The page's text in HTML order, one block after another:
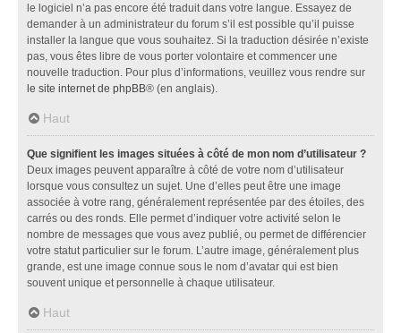
le logiciel n’a pas encore été traduit dans votre langue. Essayez de
demander à un administrateur du forum s’il est possible qu’il puisse
installer la langue que vous souhaitez. Si la traduction désirée n’existe
pas, vous êtes libre de vous porter volontaire et commencer une
nouvelle traduction. Pour plus d’informations, veuillez vous rendre sur
le site internet de phpBB® (en anglais).
Haut
Que signifient les images situées à côté de mon nom d’utilisateur ?
Deux images peuvent apparaître à côté de votre nom d’utilisateur
lorsque vous consultez un sujet. Une d’elles peut être une image
associée à votre rang, généralement représentée par des étoiles, des
carrés ou des ronds. Elle permet d’indiquer votre activité selon le
nombre de messages que vous avez publié, ou permet de différencier
votre statut particulier sur le forum. L’autre image, généralement plus
grande, est une image connue sous le nom d’avatar qui est bien
souvent unique et personnelle à chaque utilisateur.
Haut